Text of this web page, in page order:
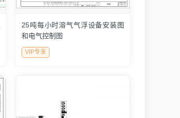
25吨每小时溶气气浮设备安装图
和电气控制图
VIP专享